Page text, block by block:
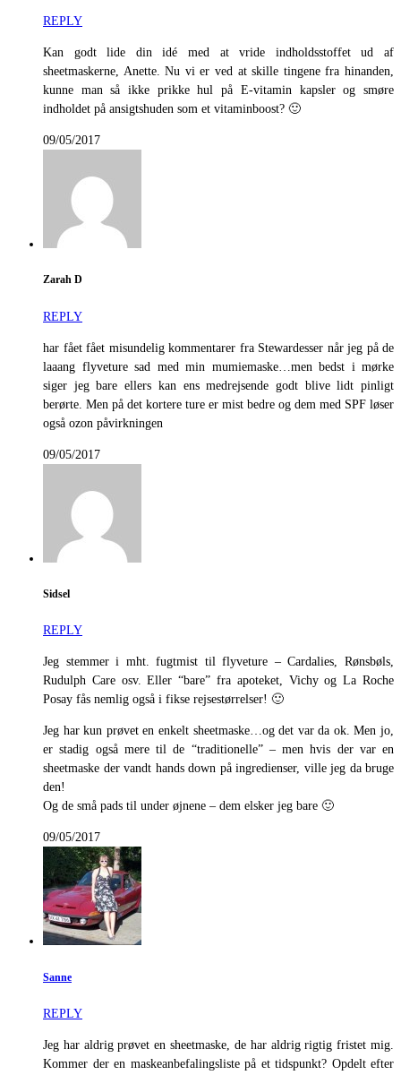
REPLY
Kan godt lide din idé med at vride indholdsstoffet ud af
sheetmaskerne, Anette. Nu vi er ved at skille tingene fra hinanden,
kunne man så ikke prikke hul på E-vitamin kapsler og smøre
indholdet på ansigtshuden som et vitaminboost? 🙂
09/05/2017
Zarah D
REPLY
har fået fået misundelig kommentarer fra Stewardesser når jeg på de
laaang flyveture sad med min mumiemaske…men bedst i mørke
siger jeg bare ellers kan ens medrejsende godt blive lidt pinligt
berørte. Men på det kortere ture er mist bedre og dem med SPF løser
også ozon påvirkningen
09/05/2017
Sidsel
REPLY
Jeg stemmer i mht. fugtmist til flyveture – Cardalies, Rønsbøls,
Rudulph Care osv. Eller “bare” fra apoteket, Vichy og La Roche
Posay fås nemlig også i fikse rejsestørrelser! 🙂
Jeg har kun prøvet en enkelt sheetmaske…og det var da ok. Men jo,
er stadig også mere til de “traditionelle” – men hvis der var en
sheetmaske der vandt hands down på ingredienser, ville jeg da bruge
den!
Og de små pads til under øjnene – dem elsker jeg bare 🙂
09/05/2017
Sanne
REPLY
Jeg har aldrig prøvet en sheetmaske, de har aldrig rigtig fristet mig.
Kommer der en maskeanbefalingsliste på et tidspunkt? Opdelt efter